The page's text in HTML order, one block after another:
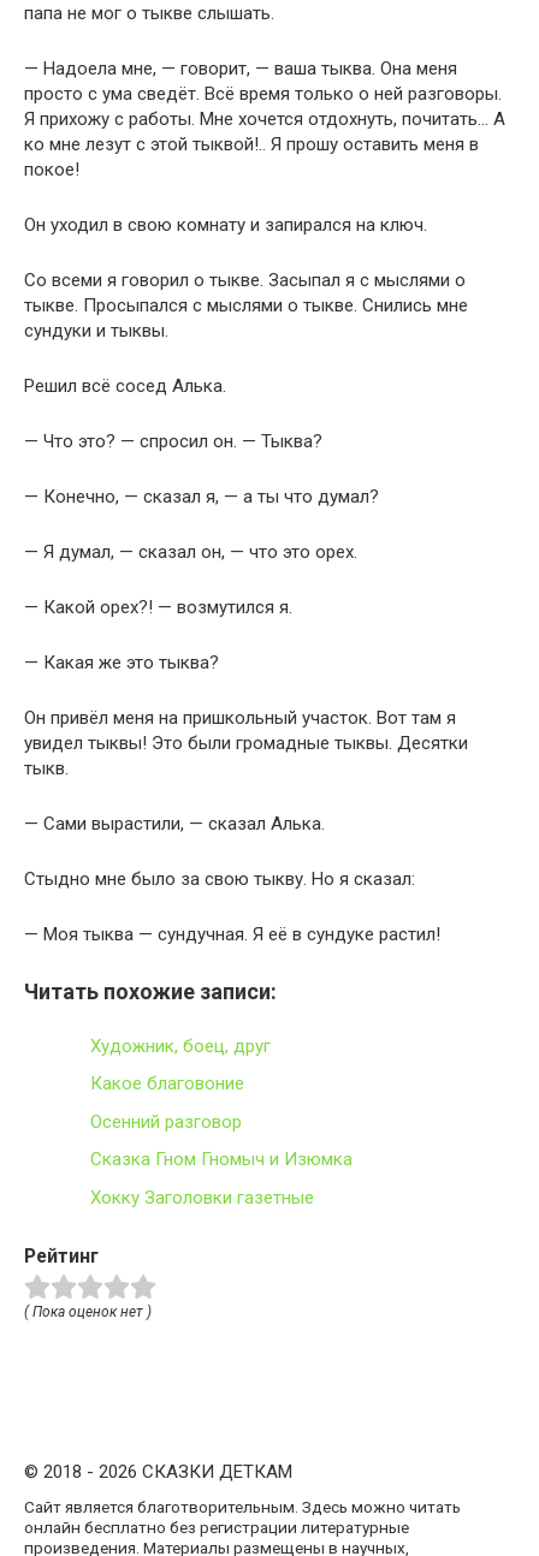
папа не мог о тыкве слышать.
— Надоела мне, — говорит, — ваша тыква. Она меня
просто с ума сведёт. Всё время только о ней разговоры.
Я прихожу с работы. Мне хочется отдохнуть, почитать… А
ко мне лезут с этой тыквой!.. Я прошу оставить меня в
покое!
Он уходил в свою комнату и запирался на ключ.
Со всеми я говорил о тыкве. Засыпал я с мыслями о
тыкве. Просыпался с мыслями о тыкве. Снились мне
сундуки и тыквы.
Решил всё сосед Алька.
— Что это? — спросил он. — Тыква?
— Конечно, — сказал я, — а ты что думал?
— Я думал, — сказал он, — что это орех.
— Какой орех?! — возмутился я.
— Какая же это тыква?
Он привёл меня на пришкольный участок. Вот там я
увидел тыквы! Это были громадные тыквы. Десятки
тыкв.
— Сами вырастили, — сказал Алька.
Стыдно мне было за свою тыкву. Но я сказал:
— Моя тыква — сундучная. Я её в сундуке растил!
Читать похожие записи:
Художник, боец, друг
Какое благовоние
Осенний разговор
Сказка Гном Гномыч и Изюмка
Хокку Заголовки газетные
Рейтинг
( Пока оценок нет )
© 2018 - 2026 СКАЗКИ ДЕТКАМ
Сайт является благотворительным. Здесь можно читать
онлайн бесплатно без регистрации литературные
произведения. Материалы размещены в научных,